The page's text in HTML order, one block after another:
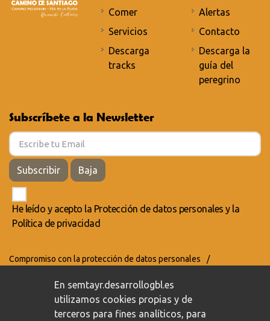
Comer
Servicios
Descarga
tracks
Alertas
Contacto
Descarga la
guía del
peregrino
Subscríbete a la Newsletter
Subscribir Baja
He leído y acepto la Protección de datos personales y la
Política de privacidad
Compromiso con la protección de datos personales
/
En semtayr.desarrollogbl.es
utilizamos cookies propias y de
terceros para fines analíticos, para